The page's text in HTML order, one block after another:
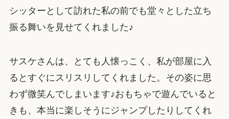
シッターとして訪れた私の前でも堂々とした立ち
振る舞いを見せてくれました♪
サスケさんは、とても人懐っこく、私が部屋に入
るとすぐにスリスリしてくれました。その姿に思
わず微笑んでしまいます♪おもちゃで遊んでいると
きも、本当に楽しそうにジャンプしたりしてくれ